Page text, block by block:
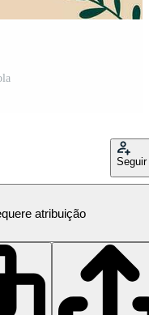
Seguir
atribuição